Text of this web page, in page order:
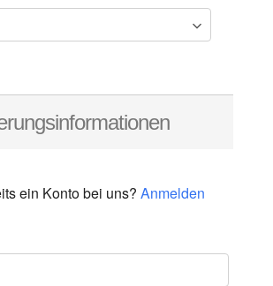
ein Konto bei uns? Anmelden